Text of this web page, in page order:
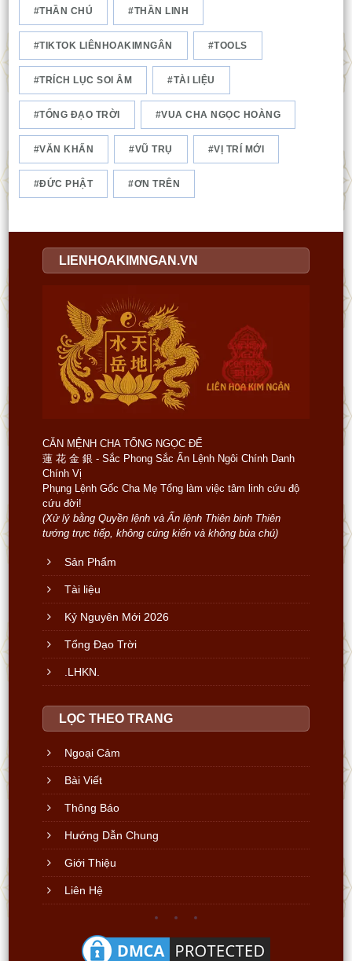
THẦN CHÚ THẦN LINH
TIKTOK LIÊNHOAKIMNGÂN TOOLS
TRÍCH LỤC SOI ÂM TÀI LIỆU
TỔNG ĐẠO TRỜI VUA CHA NGỌC HOÀNG
VĂN KHẤN VŨ TRỤ VỊ TRÍ MỚI
ĐỨC PHẬT ƠN TRÊN
LIENHOAKIMNGAN.VN
CĂN MỆNH CHA TỔNG NGỌC ĐẾ
蓮 花 金 銀 - Sắc Phong Sắc Ấn Lệnh Ngôi Chính Danh
Chính Vị
Phụng Lệnh Gốc Cha Mẹ Tổng làm việc tâm linh cứu độ
cứu đời!
(Xử lý bằng Quyền lệnh và Ấn lệnh Thiên binh Thiên
tướng trực tiếp, không cúng kiến và không bùa chú)
Sản Phẩm
Tài liệu
Kỷ Nguyên Mới 2026
Tổng Đạo Trời
.LHKN.
LỌC THEO TRANG
Ngoại Cảm
Bài Viết
Thông Báo
Hướng Dẫn Chung
Giới Thiệu
Liên Hệ